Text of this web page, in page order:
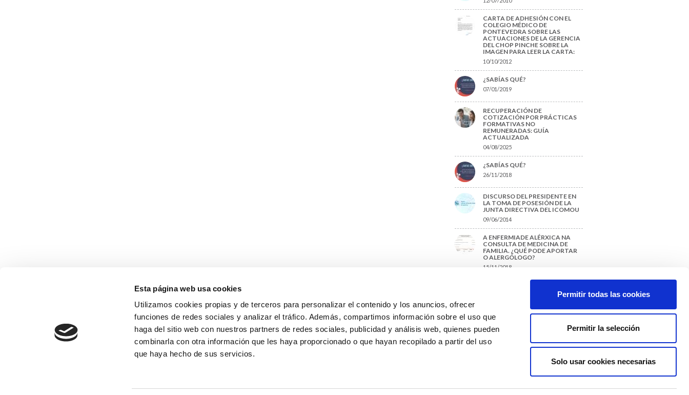
Esta página web usa cookies
Utilizamos cookies propias y de terceros para personalizar el contenido y los anuncios, ofrecer
funciones de redes sociales y analizar el tráfico. Además, compartimos información sobre el uso que
haga del sitio web con nuestros partners de redes sociales, publicidad y análisis web, quienes pueden
combinarla con otra información que les haya proporcionado o que hayan recopilado a partir del uso
que haya hecho de sus servicios.
Permitir todas las cookies
Permitir la selección
Solo usar cookies necesarias
CARTA DE ADHESIÓN CON EL
COLEGIO MÉDICO DE
PONTEVEDRA SOBRE LAS
ACTUACIONES DE LA GERENCIA
DEL CHOP PINCHE SOBRE LA
IMAGEN PARA LEER LA CARTA:
10/10/2012
¿SABÍAS QUÉ?
07/01/2019
RECUPERACIÓN DE
COTIZACIÓN POR PRÁCTICAS
FORMATIVAS NO
REMUNERADAS: GUÍA
ACTUALIZADA
04/08/2025
¿SABÍAS QUÉ?
26/11/2018
DISCURSO DEL PRESIDENTE EN
LA TOMA DE POSESIÓN DE LA
JUNTA DIRECTIVA DEL ICOMOU
09/06/2014
A ENFERMIADE ALÉRXICA NA
CONSULTA DE MEDICINA DE
FAMILIA. ¿QUÉ PODE APORTAR
O ALERGÓLOGO?
15/11/2018
UN TRABAJO FIN DE GRADO?
Noticias
Política de cookies
Colexio Médicos
Ourense